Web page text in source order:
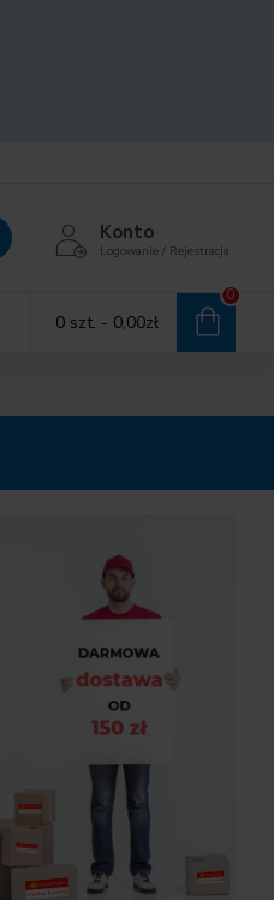
Konto
Logowanie / Rejestracja
0 szt. - 0,00zł
0